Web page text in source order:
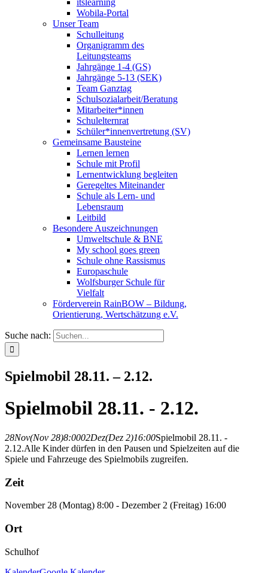
itslearning
Wobila-Portal
Unser Team
Schulleitung
Organigramm des
Leitungsteams
Jahrgänge 1-4 (GS)
Jahrgänge 5-13 (SEK)
Team Ganztag
Schulsozialarbeit/Beratung
Mitarbeiter*innen
Schulelternrat
Schüler*innenvertretung (SV)
Gemeinsame Bausteine
Lernen lernen
Schule mit Profil
Lernentwicklung begleiten
Geregeltes Miteinander
Schule als Lern- und
Lebensraum
Leitbild
Besondere Auszeichnungen
Umweltschule & BNE
My school goes green
Schule ohne Rassismus
Europaschule
Wolfsburger Schule für
Vielfalt
Förderverein RainBOW – Bildung,
Orientierung, Wertschätzung e.V.
Suche nach:
Spielmobil 28.11. – 2.12.
Spielmobil 28.11. - 2.12.
28Nov(Nov 28)8:0002Dez(Dez 2)16:00Spielmobil 28.11. -
2.12.Alle Kinder dürfen in den Pausen und Spielzeiten auf die
Spiele und Fahrzeuge des Spielmobils zugreifen.
Zeit
November 28 (Montag) 8:00 - Dezember 2 (Freitag) 16:00
Ort
Schulhof